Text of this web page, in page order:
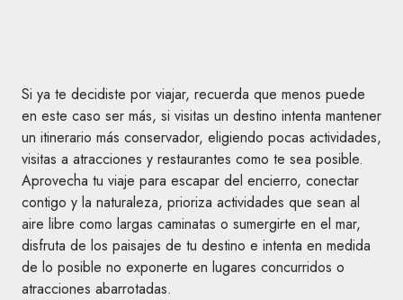
Si ya te decidiste por viajar, recuerda que menos puede
en este caso ser más, si visitas un destino intenta mantener
un itinerario más conservador, eligiendo pocas actividades,
visitas a atracciones y restaurantes como te sea posible.
Aprovecha tu viaje para escapar del encierro, conectar
contigo y la naturaleza, prioriza actividades que sean al
aire libre como largas caminatas o sumergirte en el mar,
disfruta de los paisajes de tu destino e intenta en medida
de lo posible no exponerte en lugares concurridos o
atracciones abarrotadas.